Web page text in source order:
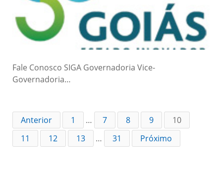
Fale Conosco SIGA Governadoria Vice-
Governadoria…
Anterior 1 … 7 8 9
10
11
12 13 … 31 Próximo